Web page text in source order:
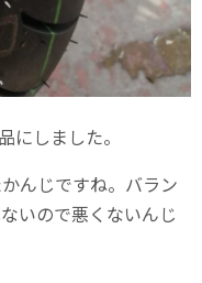
にしました。
んじですね。バラン
いので悪くないんじ